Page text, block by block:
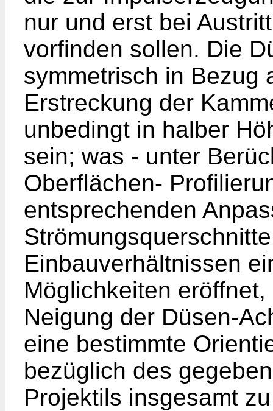
nur und erst bei
vorfinden sollen. Die
symmetrisch in Bezug
Erstreckung der
unbedingt in halber
sein; was - unter
Oberflächen-
entsprechenden
Einbauverhältnissen
Möglichkeiten
Neigung der Düsen-
eine bestimmte
bezüglich des
Projektils insgesamt